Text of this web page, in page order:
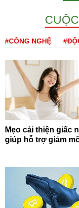
#CÔNG NGHỆ
Mẹo cải thiện giấc
giúp hỗ trợ giảm